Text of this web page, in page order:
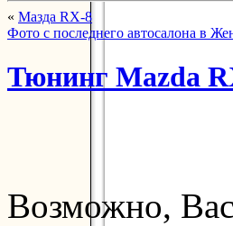
« Мазда RX-8
Фото с последнего автосалона в
Тюнинг Mazda
Возможно, Вас